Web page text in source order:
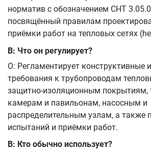
норматив с обозначением СНТ
посвящённый правилам
приёмки работ на тепловых сетях
В: Что он регулирует?
О: Регламентирует конструктивные
требования к трубопроводам
защитно-изоляционным покрытиям,
камерам и павильонам, насосным и
распределительным узлам, а также
испытаний и приёмки работ.
В: Кто обычно использует?